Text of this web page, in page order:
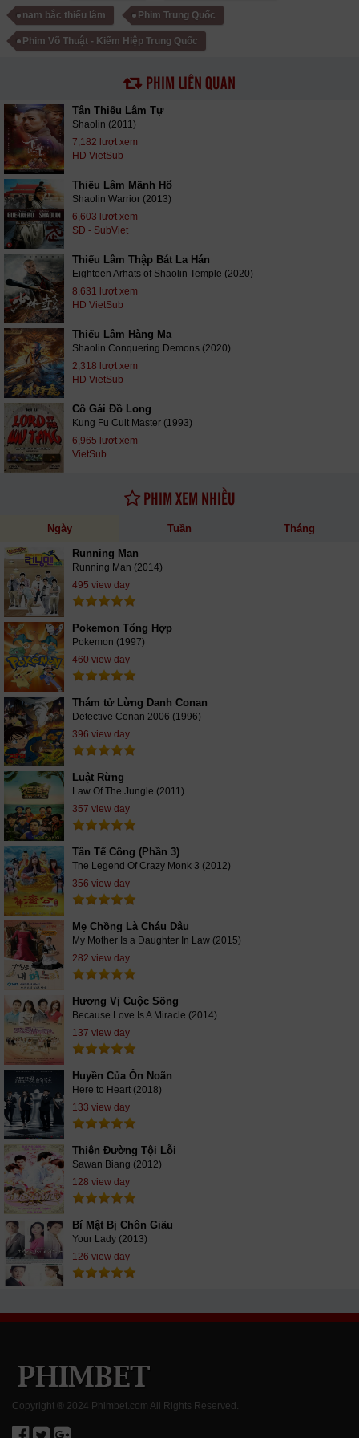
nam bắc thiếu lâm Phim Trung Quốc
Phim Võ Thuật - Kiếm Hiệp Trung Quốc
PHIM LIÊN QUAN
Tân Thiếu Lâm Tự
Shaolin (2011)
7,182 lượt xem
HD VietSub
Thiếu Lâm Mãnh Hổ
Shaolin Warrior (2013)
6,603 lượt xem
SD - SubViet
Thiếu Lâm Thập Bát La Hán
Eighteen Arhats of Shaolin Temple (2020)
8,631 lượt xem
HD VietSub
Thiếu Lâm Hàng Ma
Shaolin Conquering Demons (2020)
2,318 lượt xem
HD VietSub
Cô Gái Đồ Long
Kung Fu Cult Master (1993)
6,965 lượt xem
VietSub
PHIM XEM NHIỀU
Ngày Tuần Tháng
Running Man
Running Man (2014)
495 view day
Pokemon Tổng Hợp
Pokemon (1997)
460 view day
Thám tử Lừng Danh Conan
Detective Conan 2006 (1996)
396 view day
Luật Rừng
Law Of The Jungle (2011)
357 view day
Tân Tế Công (Phần 3)
The Legend Of Crazy Monk 3 (2012)
356 view day
Mẹ Chồng Là Cháu Dâu
My Mother Is a Daughter In Law (2015)
282 view day
Hương Vị Cuộc Sống
Because Love Is A Miracle (2014)
137 view day
Huyền Của Ôn Noãn
Here to Heart (2018)
133 view day
Thiên Đường Tội Lỗi
Sawan Biang (2012)
128 view day
Bí Mật Bị Chôn Giấu
Your Lady (2013)
126 view day
Copyright ® 2024 Phimbet.com All Rights Reserved.